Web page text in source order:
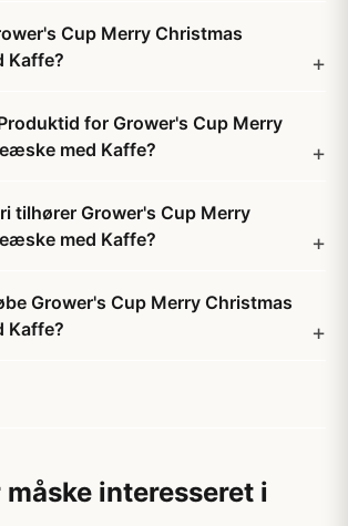
Cup Merry Christmas
Kaffe?
for Grower's Cup Merry
med Kaffe?
tilhører Grower's Cup Merry
med Kaffe?
Grower's Cup Merry Christmas
Kaffe?
måske interesseret i